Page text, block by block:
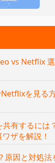
vs Netflix
を見る
有するには
ザを解説！
原因と対処法